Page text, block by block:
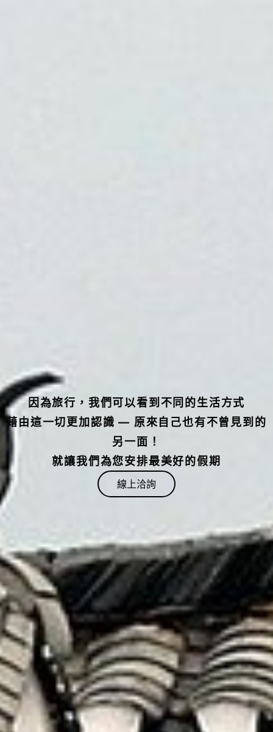
因為旅行，我們可以看到不同的生活方式
藉由這一切更加認識 — 原來自己也有不曾見到的
另一面！
就讓我們為您安排最美好的假期
線上洽詢